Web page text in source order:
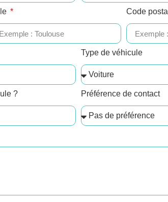
Code postal
Type de véhicule
? Préférence de contact